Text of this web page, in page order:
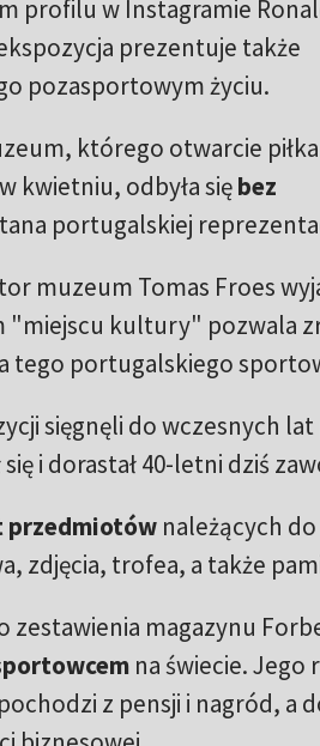
profilu w Instagramie
prezentuje także
pozasportowym życiu.
którego otwarcie
kwietniu, odbyła siębez
portugalskiej
muzeum Tomas Froes
"miejscu kultury" pozwala
tego portugalskiego
sięgnęli do wczesnych
i dorastał 40-letni dziś
przedmiotów należących
zdjęcia, trofea, a także
zestawienia magazynu
na świecie. Jego
z pensji i nagród, a